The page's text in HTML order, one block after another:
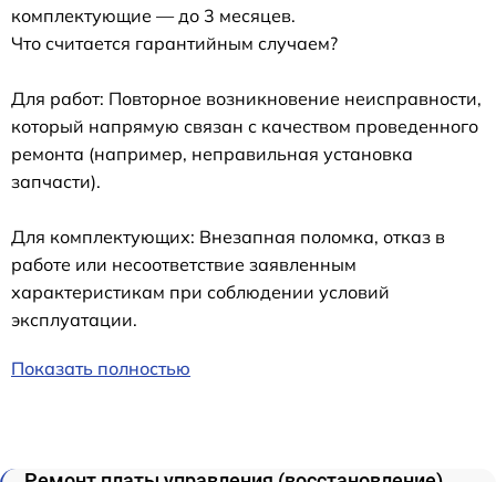
комплектующие — до 3 месяцев.
Что считается гарантийным случаем?
Для работ: Повторное возникновение неисправности,
который напрямую связан с качеством проведенного
ремонта (например, неправильная установка
запчасти).
Для комплектующих: Внезапная поломка, отказ в
работе или несоответствие заявленным
характеристикам при соблюдении условий
эксплуатации.
Показать полностью